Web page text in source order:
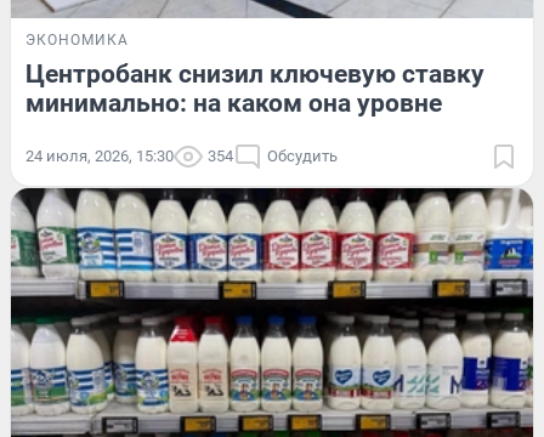
ЭКОНОМИКА
Центробанк снизил ключевую ставку
минимально: на каком она уровне
24 июля, 2026, 15:30 354 Обсудить